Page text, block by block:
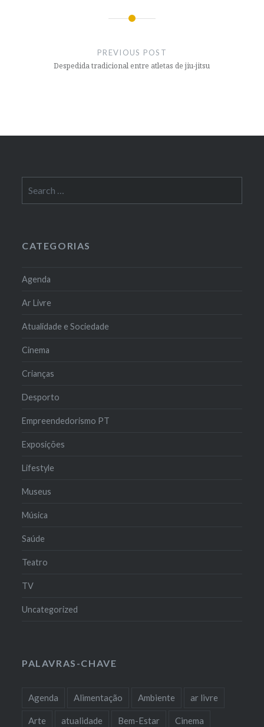
PREVIOUS POST
Despedida tradicional entre atletas de jiu-jitsu
for:
CATEGORIAS
Agenda
Ar Livre
Atualidade e Sociedade
Cinema
Crianças
Desporto
Empreendedorismo PT
Exposições
Lifestyle
Museus
Música
Saúde
Teatro
TV
Uncategorized
PALAVRAS-CHAVE
Agenda Alimentação Ambiente ar livre
Arte atualidade Bem-Estar Cinema